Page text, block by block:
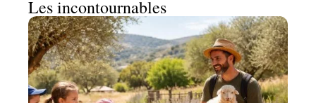
Les incontournables